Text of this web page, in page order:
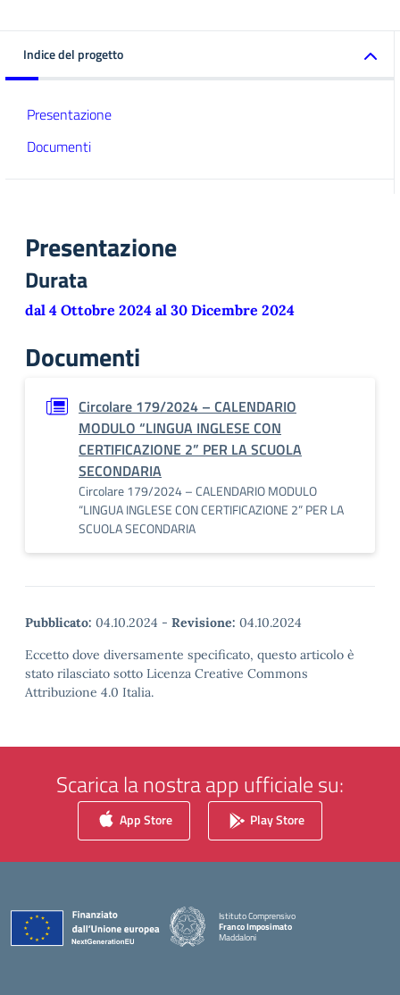
Indice del progetto
Presentazione
Documenti
Presentazione
Durata
dal 4 Ottobre 2024 al 30 Dicembre 2024
Documenti
Circolare 179/2024 – CALENDARIO
MODULO “LINGUA INGLESE CON
CERTIFICAZIONE 2” PER LA SCUOLA
SECONDARIA
Circolare 179/2024 – CALENDARIO MODULO
“LINGUA INGLESE CON CERTIFICAZIONE 2” PER LA
SCUOLA SECONDARIA
Pubblicato: 04.10.2024 - Revisione: 04.10.2024
Eccetto dove diversamente specificato, questo articolo è
stato rilasciato sotto Licenza Creative Commons
Attribuzione 4.0 Italia.
Scarica la nostra app ufficiale su:
App Store Play Store
Istituto Comprensivo
Franco Imposimato
Maddaloni